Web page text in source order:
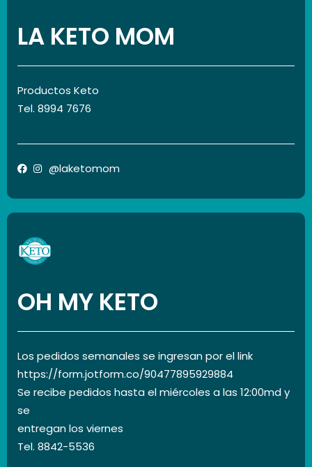
LA KETO MOM
Productos Keto
Tel. 8994 7676
@laketomom
OH MY KETO
Los pedidos semanales se ingresan por el link
https://form.jotform.co/90477895929884
Se recibe pedidos hasta el miércoles a las 12:00md y
se
entregan los viernes
Tel. 8842-5536